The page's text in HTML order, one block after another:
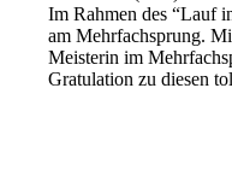
Im Rahmen des “Lauf
am Mehrfachsprung.
Meisterin im
Gratulation zu diesen